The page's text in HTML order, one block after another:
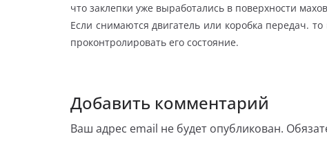
что заклепки уже выработались в поверхности
Если снимаются двигатель или коробка передач.
проконтролировать его состояние.
Добавить комментарий
Ваш адрес email не будет опубликован.